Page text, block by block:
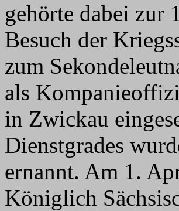
gehörte dabei zur
Besuch der
zum
als
in Zwickau
Dienstgrades
ernannt. Am 1.
Königlich